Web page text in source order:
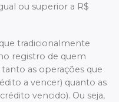
ou superior a R$
tradicionalmente
registro de quem
tanto as operações que
a vencer) quanto as
vencido). Ou seja,